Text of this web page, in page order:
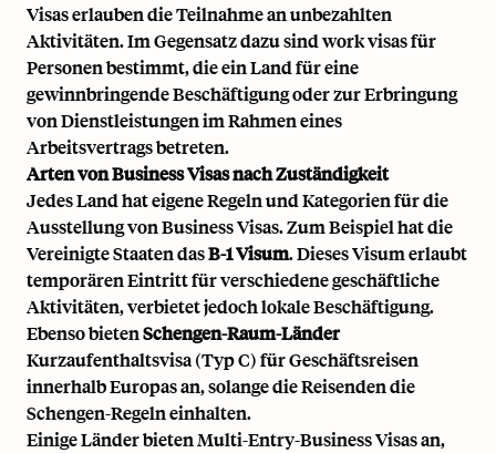
Visas erlauben die Teilnahme an unbezahlten
Aktivitäten. Im Gegensatz dazu sind work visas für
Personen bestimmt, die ein Land für eine
gewinnbringende Beschäftigung oder zur Erbringung
von Dienstleistungen im Rahmen eines
Arbeitsvertrags betreten.
Arten von Business Visas nach Zuständigkeit
Jedes Land hat eigene Regeln und Kategorien für die
Ausstellung von Business Visas. Zum Beispiel hat die
Vereinigte Staaten dasB-1 Visum. Dieses Visum erlaubt
temporären Eintritt für verschiedene geschäftliche
Aktivitäten, verbietet jedoch lokale Beschäftigung.
Ebenso bietenSchengen-Raum-Länder
Kurzaufenthaltsvisa (Typ C) für Geschäftsreisen
innerhalb Europas an, solange die Reisenden die
Schengen-Regeln einhalten.
Einige Länder bieten Multi-Entry-Business Visas an,